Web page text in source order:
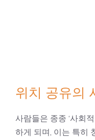
위치 공유의
사람들은 종종 ‘사회
하게 되며, 이는 특히